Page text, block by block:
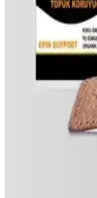
deneyimleri
en uygun seçeneği
H&E Luxury
Makyaj Fırçası
H&E Luxury Design 8'li
kompakt yapısı ve
makyajlarınızda pratik
çantasıyla konforlu ve
Chavin Gri Çelik